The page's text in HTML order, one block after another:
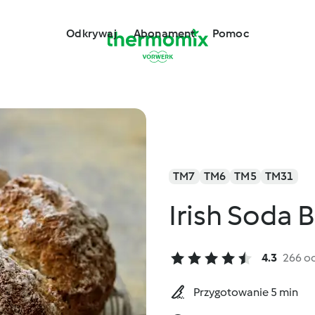
Odkrywaj Abonament Pomoc
TM7 TM6 TM5 TM31
Irish Soda
4.3 266
Przygotowanie 5 min